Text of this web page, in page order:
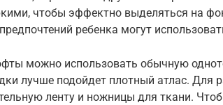
чтобы эффектно выделяться на
ребенка могут
можно использовать обычную
лучше подойдет плотный атлас. Для
ленту и ножницы для ткани.